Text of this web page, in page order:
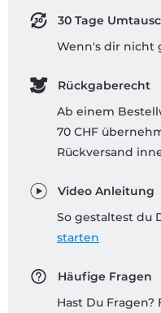
30 Tage
Wenn's dir nicht
Rückgaberecht
Ab einem
70 CHF
Rückversand
Video Anleitung
So gestaltest du
starten
Häufige Fragen
Hast Du